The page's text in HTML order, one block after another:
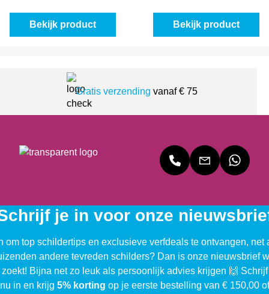
Bekijk product Bekijk product
Gratis verzending vanaf € 75
je in voor onze
om top schildertips en exclusieve verfdeals te ontvangen, net
andere tevreden schilders? Dan is onze nieuwsbrief
Bijna net zo leuk als persoonlijk advies krijgen 🙌
nu in en krijg 5% korting op je eerste bestelling van € 150,00 of